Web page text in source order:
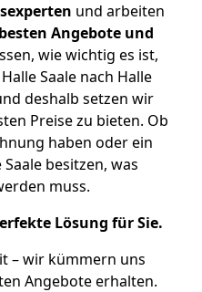
und arbeiten
Angebote und
wie wichtig es ist,
Saale nach Halle
deshalb setzen wir
Preise zu bieten. Ob
haben oder ein
besitzen, was
muss.
Lösung für Sie.
– wir kümmern uns
Angebote erhalten.